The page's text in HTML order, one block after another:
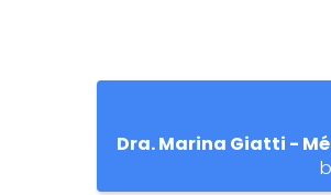
Dra. Marina Giatti -